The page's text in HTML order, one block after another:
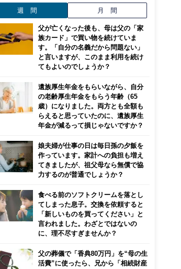
週 間 月 間
父が亡くなった後も、母は父の「家
族カード」で買い物を続けていま
す。「自分の名義だから問題ない」
と言いますが、このまま利用を続け
てもよいのでしょうか？
遺族厚生年金をもらいながら、自分
の老齢厚生年金をもらう年齢（65
歳）になりました。両方とも全額も
らえると思っていたのに、遺族厚生
年金が減るって損じゃないですか？
娘夫婦が仕事の日は毎日孫の夕飯を
作っています。家計への負担も増え
てきましたが、祖父母なら無償で協
力するのが普通でしょうか？
食べる前のソフトクリームを落とし
てしまった息子。交換を依頼すると
「新しいものを買ってください」と
言われました。わざとではないの
に、理不尽すぎませんか？
父の葬儀で「香典80万円」を“母の生
活費”に使ったら、兄から「相続財産